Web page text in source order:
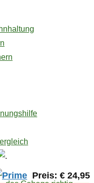
Preis: € 24,95